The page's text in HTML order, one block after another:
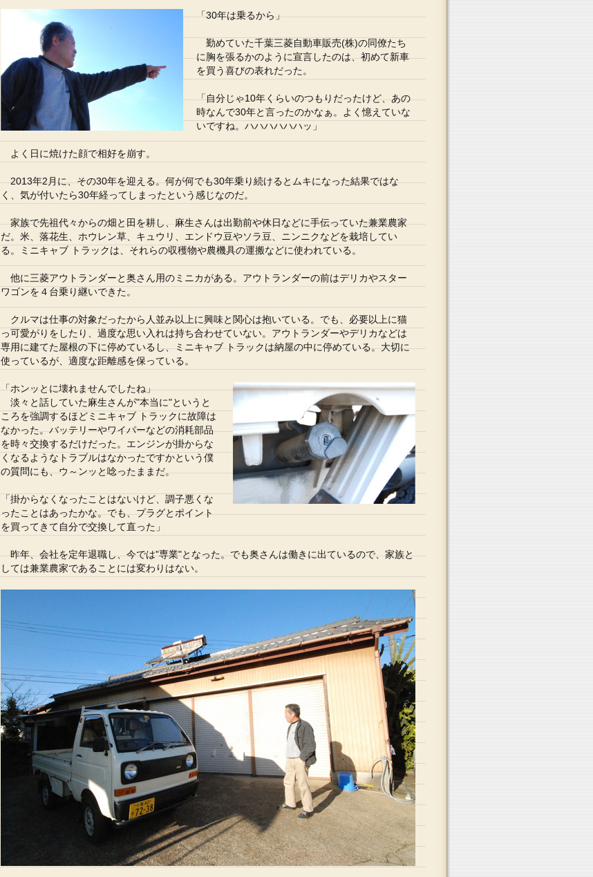
「30年は乗るから」
勤めていた千葉三菱自動車販売(株)の同僚たち
に胸を張るかのように宣言したのは、初めて新車
を買う喜びの表れだった。
「自分じゃ10年くらいのつもりだったけど、あの
時なんで30年と言ったのかなぁ。よく憶えていな
いですね。ハハハハハハッ」
よく日に焼けた顔で相好を崩す。
2013年2月に、その30年を迎える。何が何でも30年乗り続けるとムキになった結果ではな
く、気が付いたら30年経ってしまったという感じなのだ。
家族で先祖代々からの畑と田を耕し、麻生さんは出勤前や休日などに手伝っていた兼業農家
だ。米、落花生、ホウレン草、キュウリ、エンドウ豆やソラ豆、ニンニクなどを栽培してい
る。ミニキャブ トラックは、それらの収穫物や農機具の運搬などに使われている。
他に三菱アウトランダーと奥さん用のミニカがある。アウトランダーの前はデリカやスター
ワゴンを４台乗り継いできた。
クルマは仕事の対象だったから人並み以上に興味と関心は抱いている。でも、必要以上に猫
っ可愛がりをしたり、過度な思い入れは持ち合わせていない。アウトランダーやデリカなどは
専用に建てた屋根の下に停めているし、ミニキャブ トラックは納屋の中に停めている。大切に
使っているが、適度な距離感を保っている。
「ホンッとに壊れませんでしたね」
淡々と話していた麻生さんが"本当に"というと
ころを強調するほどミニキャブ トラックに故障は
なかった。バッテリーやワイパーなどの消耗部品
を時々交換するだけだった。エンジンが掛からな
くなるようなトラブルはなかったですかという僕
の質問にも、ウ～ンッと唸ったままだ。
「掛からなくなったことはないけど、調子悪くな
ったことはあったかな。でも、プラグとポイント
を買ってきて自分で交換して直った」
昨年、会社を定年退職し、今では"専業"となった。でも奥さんは働きに出ているので、家族と
しては兼業農家であることには変わりはない。